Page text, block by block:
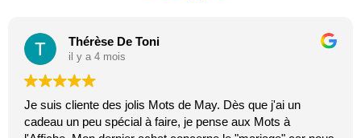
Thérèse De Toni
il y a 4 mois
Je suis cliente des jolis Mots de May. Dès que j'ai un
cadeau un peu spécial à faire, je pense aux Mots à